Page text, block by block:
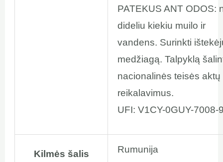
PATEKUS ANT ODOS:
dideliu kiekiu muilo ir
vandens. Surinkti
medžiagą. Talpyklą
nacionalinės teisės aktų
reikalavimus.
UFI: V1CY-0GUY-7008-
Kilmės šalis Rumunija